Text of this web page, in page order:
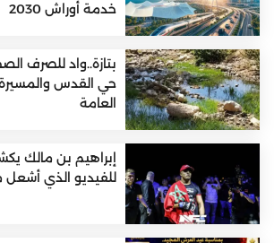
خدمة أوراش 2030
بتازة..واد للصرف
العامة
إبراهيم بن مالك
للفيديو الذي أشعل